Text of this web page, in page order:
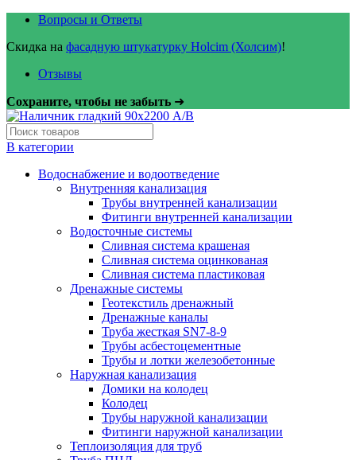
Вопросы и Ответы
Скидка на фасадную штукатурку Holcim (Холсим)!
Отзывы
Сохраните, чтобы не забыть ➜
В категории
Водоснабжение и водоотведение
Внутренняя канализация
Трубы внутренней канализации
Фитинги внутренней канализации
Водосточные системы
Сливная система крашеная
Сливная система оцинкованая
Сливная система пластиковая
Дренажные системы
Геотекстиль дренажный
Дренажные каналы
Труба жесткая SN7-8-9
Трубы асбестоцементные
Трубы и лотки железобетонные
Наружная канализация
Домики на колодец
Колодец
Трубы наружной канализации
Фитинги наружной канализации
Теплоизоляция для труб